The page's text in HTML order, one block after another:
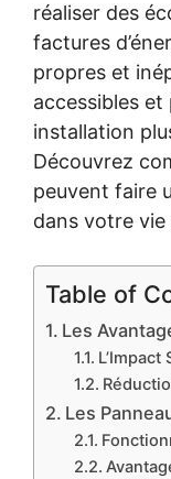
réaliser des
factures
propres et
accessibles
installation
Découvrez
peuvent faire
dans votre
Table of
Les
L’Impact
Les